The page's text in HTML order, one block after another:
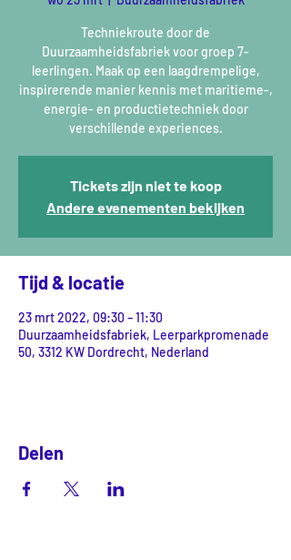
Techniekroute door de
Duurzaamheidsfabriek voor groep 7-
leerlingen. Maak op een laagdrempelige,
inspirerende manier kennis met maritieme-,
energie- en productietechniek door
verschillende experiences.
Tickets zijn niet te koop
Andere evenementen bekijken
Tijd & locatie
23 mrt 2022, 09:30 – 11:30
Duurzaamheidsfabriek, Leerparkpromenade
50, 3312 KW Dordrecht, Nederland
Delen